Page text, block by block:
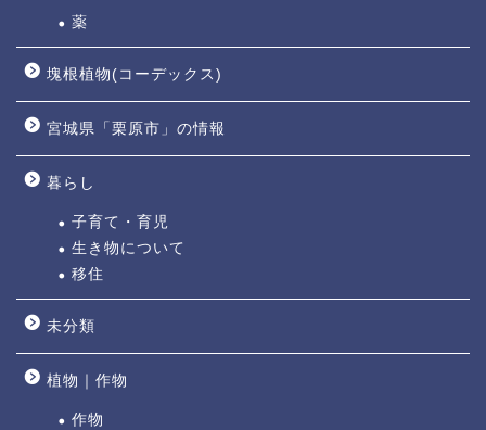
薬
塊根植物(コーデックス)
宮城県「栗原市」の情報
暮らし
子育て・育児
生き物について
移住
未分類
植物｜作物
作物